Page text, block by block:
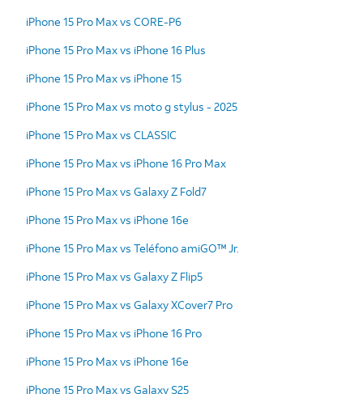
iPhone 15 Pro Max vs CORE-P6
iPhone 15 Pro Max vs iPhone 16 Plus
iPhone 15 Pro Max vs iPhone 15
iPhone 15 Pro Max vs moto g stylus - 2025
iPhone 15 Pro Max vs CLASSIC
iPhone 15 Pro Max vs iPhone 16 Pro Max
iPhone 15 Pro Max vs Galaxy Z Fold7
iPhone 15 Pro Max vs iPhone 16e
iPhone 15 Pro Max vs Teléfono amiGO™ Jr.
iPhone 15 Pro Max vs Galaxy Z Flip5
iPhone 15 Pro Max vs Galaxy XCover7 Pro
iPhone 15 Pro Max vs iPhone 16 Pro
iPhone 15 Pro Max vs iPhone 16e
iPhone 15 Pro Max vs Galaxy S25